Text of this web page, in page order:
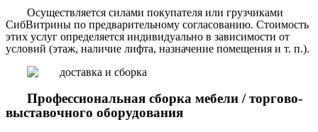
Осуществляется силами покупателя или грузчиками
СибВитрины по предварительному согласованию. Стоимость
этих услуг определяется индивидуально в зависимости от
условий (этаж, наличие лифта, назначение помещения и т. п.).
Профессиональная сборка мебели / торгово-
выставочного оборудования